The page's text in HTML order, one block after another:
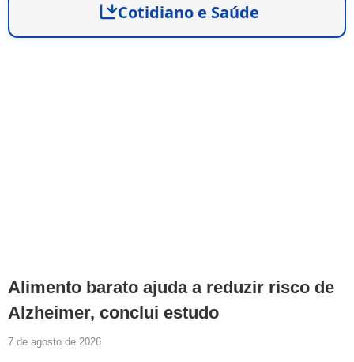
Cotidiano e Saúde
Alimento barato ajuda a reduzir risco de
Alzheimer, conclui estudo
7 de agosto de 2026